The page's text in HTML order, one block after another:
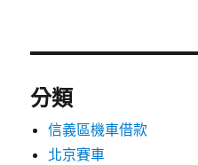
分類
信義區機車借款
北京賽車